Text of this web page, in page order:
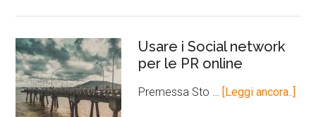
Usare i Social network
per le PR online
Premessa Sto … [Leggi ancora..]